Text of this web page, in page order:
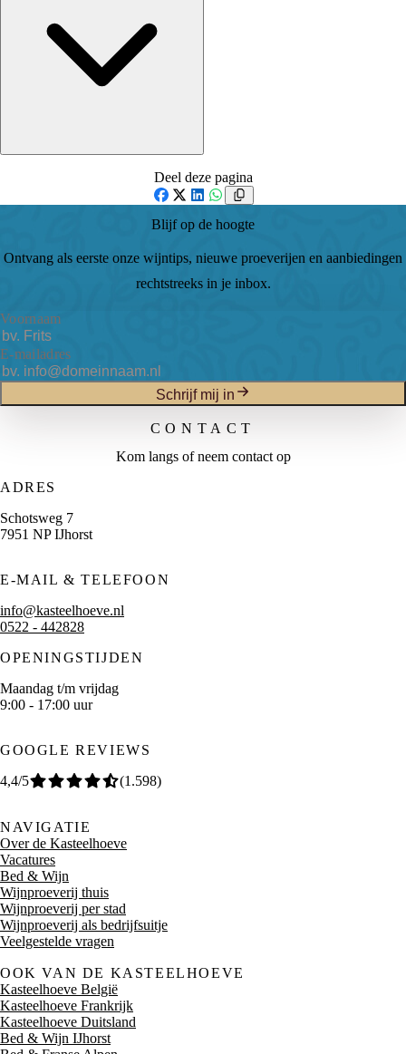
Deel deze pagina
Blijf op de hoogte
Ontvang als eerste onze wijntips, nieuwe proeverijen en aanbiedingen
rechtstreeks in je inbox.
Voornaam
E-mailadres
Schrijf mij in
CONTACT
Kom langs of neem contact op
ADRES
Schotsweg 7
7951 NP IJhorst
E-MAIL & TELEFOON
info@kasteelhoeve.nl
0522 - 442828
OPENINGSTIJDEN
Maandag t/m vrijdag
9:00 - 17:00 uur
GOOGLE REVIEWS
4,4/5 (1.598)
NAVIGATIE
Over de Kasteelhoeve
Vacatures
Bed & Wijn
Wijnproeverij thuis
Wijnproeverij per stad
Wijnproeverij als bedrijfsuitje
Veelgestelde vragen
OOK VAN DE KASTEELHOEVE
Kasteelhoeve België
Kasteelhoeve Frankrijk
Kasteelhoeve Duitsland
Bed & Wijn IJhorst